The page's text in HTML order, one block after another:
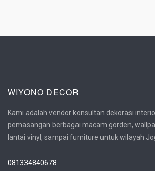
WIYONO DECOR
Kami adalah vendor konsultan dekorasi
pemasangan berbagai macam gorden,
lantai vinyl, sampai furniture untuk wilayah
081334840678